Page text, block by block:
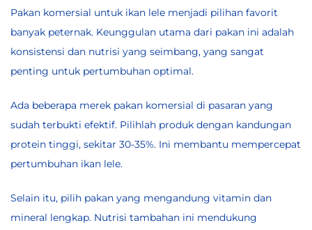
Pakan komersial untuk ikan lele menjadi pilihan favorit
banyak peternak. Keunggulan utama dari pakan ini adalah
konsistensi dan nutrisi yang seimbang, yang sangat
penting untuk pertumbuhan optimal.
Ada beberapa merek pakan komersial di pasaran yang
sudah terbukti efektif. Pilihlah produk dengan kandungan
protein tinggi, sekitar 30-35%. Ini membantu mempercepat
pertumbuhan ikan lele.
Selain itu, pilih pakan yang mengandung vitamin dan
mineral lengkap. Nutrisi tambahan ini mendukung